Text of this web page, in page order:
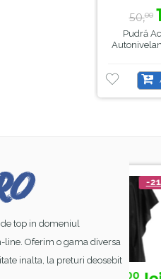
50,00
Pudră
top in domeniul
Oferim o gama diversa
inalta, la preturi deosebit